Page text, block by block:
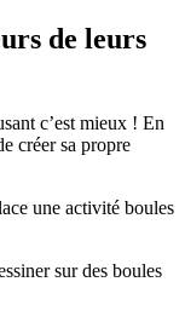
de leurs
c’est mieux ! En
créer sa propre
une activité boules
sur des boules